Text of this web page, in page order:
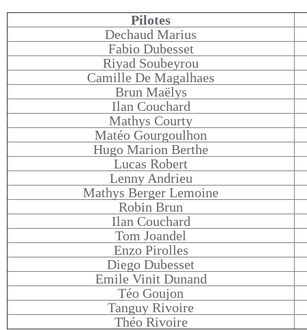
Pilotes
Dechaud Marius
Fabio Dubesset
Riyad Soubeyrou
Camille De Magalhaes
Brun Maëlys
Ilan Couchard
Mathys Courty
Matéo Gourgoulhon
Hugo Marion Berthe
Lucas Robert
Lenny Andrieu
Mathys Berger Lemoine
Robin Brun
Ilan Couchard
Tom Joandel
Enzo Pirolles
Diego Dubesset
Emile Vinit Dunand
Téo Goujon
Tanguy Rivoire
Théo Rivoire